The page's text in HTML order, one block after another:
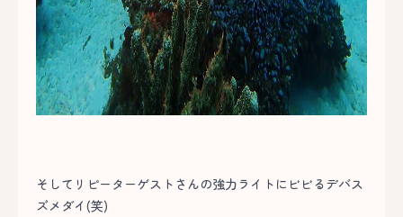
そしてリピーターゲストさんの強力ライトにビビるデバス
ズメダイ(笑)